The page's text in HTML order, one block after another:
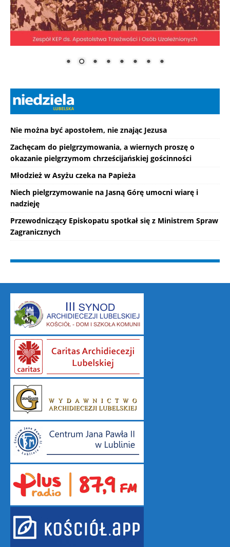
Nie można być apostołem, nie znając Jezusa
Zachęcam do pielgrzymowania, a wiernych proszę o
okazanie pielgrzymom chrześcijańskiej gościnności
Młodzież w Asyżu czeka na Papieża
Niech pielgrzymowanie na Jasną Górę umocni wiarę i
nadzieję
Przewodniczący Episkopatu spotkał się z Ministrem Spraw
Zagranicznych